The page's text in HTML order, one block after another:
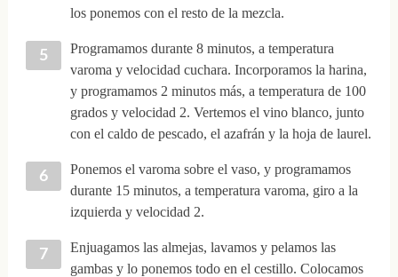
los ponemos con el resto de la mezcla.
Programamos durante 8 minutos, a temperatura
varoma y velocidad cuchara. Incorporamos la harina,
y programamos 2 minutos más, a temperatura de 100
grados y velocidad 2. Vertemos el vino blanco, junto
con el caldo de pescado, el azafrán y la hoja de laurel.
Ponemos el varoma sobre el vaso, y programamos
durante 15 minutos, a temperatura varoma, giro a la
izquierda y velocidad 2.
Enjuagamos las almejas, lavamos y pelamos las
gambas y lo ponemos todo en el cestillo. Colocamos